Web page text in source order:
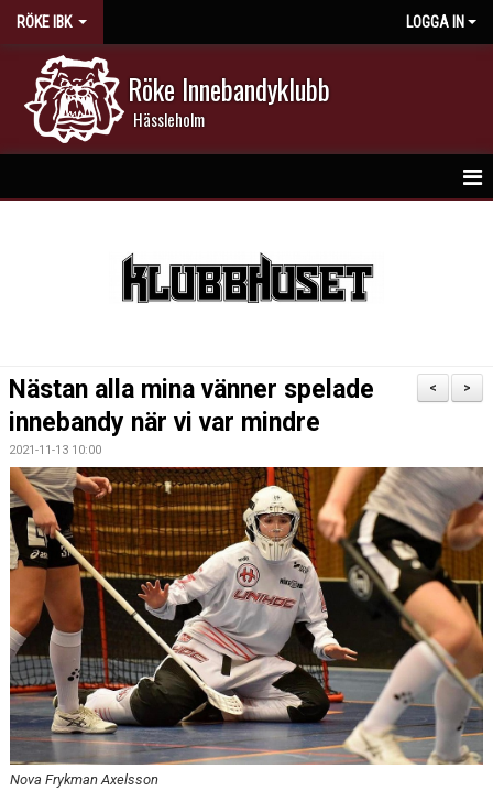
RÖKE IBK LOGGA IN
Röke Innebandyklubb
Hässleholm
MATCHER
MEDLEMSKAP
WEBBSHOP
KONTAKTER
>
<
Nästan alla mina vänner spelade
innebandy när vi var mindre
2021-11-13 10:00
Nova Frykman Axelsson